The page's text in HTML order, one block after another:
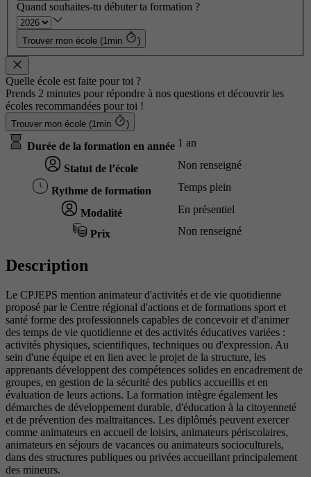
Quand souhaites-tu débuter ta formation ?
Trouver mon école (1min )
Quelle école est faite pour toi ?
Prends 2 minutes pour répondre à nos questions et découvrir les
écoles recommandées pour toi !
Trouver mon école (1min )
Durée de la formation en année 1 an
Statut de l’école Non renseigné
Rythme de formation Temps plein
Modalité En présentiel
Prix Non renseigné
Description
Le CPJEPS mention animateur d'activités et de vie quotidienne
proposé par le Centre régional d'actions et de formations sport et
santé forme des professionnels capables de concevoir et d'animer
des temps de vie quotidienne et des activités éducatives variées :
activités physiques, scientifiques, techniques ou d'expression. Au
sein d'une équipe et en lien avec le projet de la structure, les
apprenants développent des compétences solides en encadrement de
groupes, en gestion de la sécurité des publics accueillis et en
évaluation de leurs actions. La formation intègre également les
démarches de développement durable, d'éducation à la citoyenneté
et de prévention des maltraitances. Les diplômés peuvent exercer
comme animateurs en accueil de loisirs, animateurs périscolaires,
animateurs en séjours de vacances ou animateurs socioculturels,
dans des structures publiques ou privées accueillant principalement
des mineurs.